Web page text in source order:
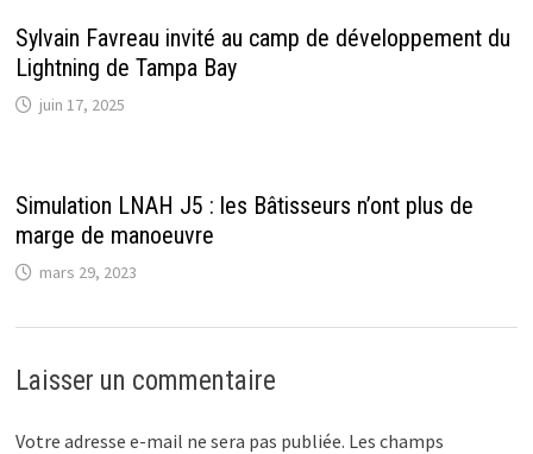
Sylvain Favreau invité au camp de développement du
Lightning de Tampa Bay
juin 17, 2025
Simulation LNAH J5 : les Bâtisseurs n’ont plus de
marge de manoeuvre
mars 29, 2023
Laisser un commentaire
Votre adresse e-mail ne sera pas publiée. Les champs